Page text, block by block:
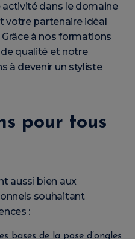
activité dans le domaine
votre partenaire idéal
à nos formations
qualité et notre
à devenir un styliste
pour tous
aussi bien aux
souhaitant
:
bases de la pose d’ongles